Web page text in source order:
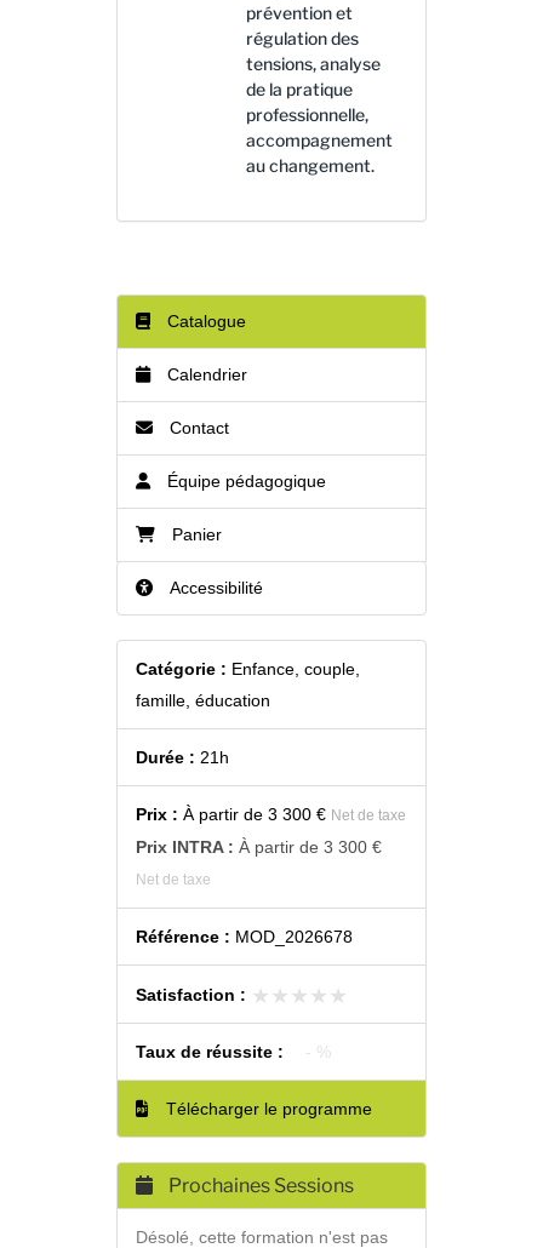
prévention et
régulation des
tensions, analyse
de la pratique
professionnelle,
accompagnement
au changement.
Catalogue
Calendrier
Contact
Équipe pédagogique
Panier
Accessibilité
Catégorie : Enfance, couple,
famille, éducation
Durée : 21h
Prix : À partir de 3 300 € Net de taxe
Prix INTRA : À partir de 3 300 €
Net de taxe
Référence : MOD_2026678
Satisfaction : ★★★★★
★★★★★
Taux de réussite : - %
Télécharger le programme
Prochaines Sessions
Désolé, cette formation n'est pas